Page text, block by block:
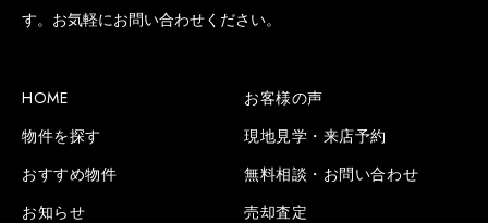
す。お気軽にお問い合わせください。
HOME
物件を探す
おすすめ物件
お知らせ
お客様の声
現地見学・来店予約
無料相談・お問い合わせ
売却査定